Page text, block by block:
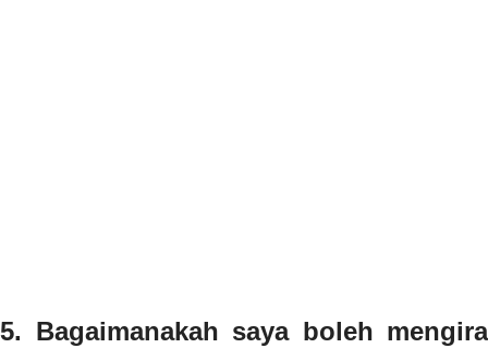
5. Bagaimanakah saya boleh mengira